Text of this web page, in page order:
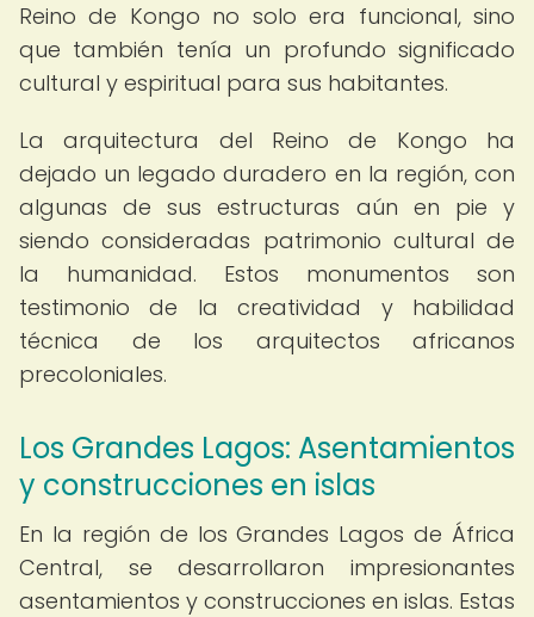
Reino de Kongo no solo era funcional, sino
que también tenía un profundo significado
cultural y espiritual para sus habitantes.
La arquitectura del Reino de Kongo ha
dejado un legado duradero en la región, con
algunas de sus estructuras aún en pie y
siendo consideradas patrimonio cultural de
la humanidad. Estos monumentos son
testimonio de la creatividad y habilidad
técnica de los arquitectos africanos
precoloniales.
Los Grandes Lagos: Asentamientos
y construcciones en islas
En la región de los Grandes Lagos de África
Central, se desarrollaron impresionantes
asentamientos y construcciones en islas. Estas